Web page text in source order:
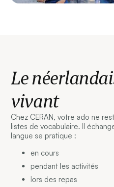
Le
vivant
Chez CERAN, votre ado ne
listes de vocabulaire. Il
langue se pratique :
en cours
pendant les activités
lors des repas